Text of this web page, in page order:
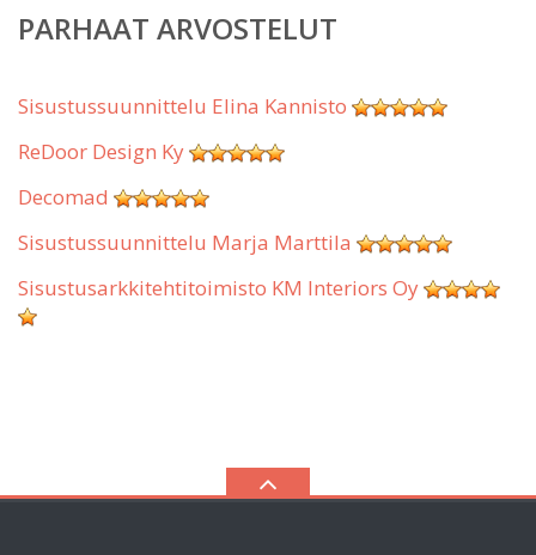
PARHAAT ARVOSTELUT
Sisustussuunnittelu Elina Kannisto
ReDoor Design Ky
Decomad
Sisustussuunnittelu Marja Marttila
Sisustusarkkitehtitoimisto KM Interiors Oy